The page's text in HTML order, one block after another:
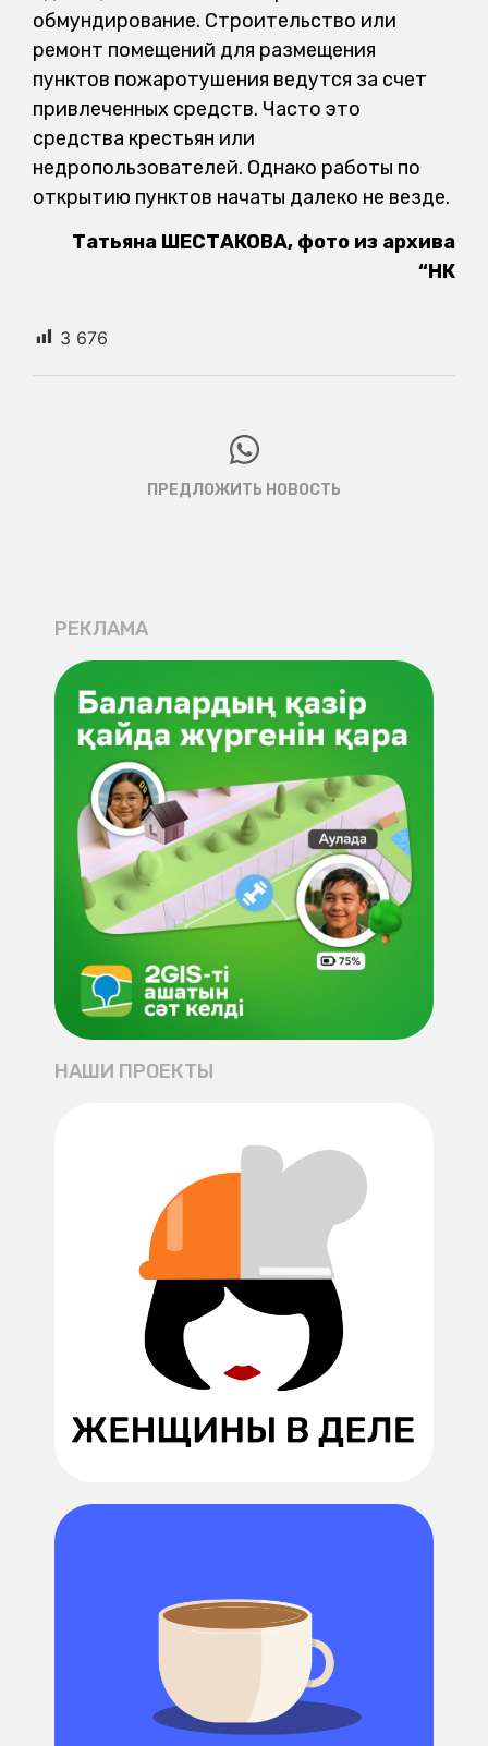
обмундирование. Строительство или
ремонт помещений для размещения
пунктов пожаротушения ведутся за счет
привлеченных средств. Часто это
средства крестьян или
недропользователей. Однако работы по
открытию пунктов начаты далеко не везде.
Татьяна ШЕСТАКОВА, фото из архива
“НК
3 676
ПРЕДЛОЖИТЬ НОВОСТЬ
РЕКЛАМА
НАШИ ПРОЕКТЫ